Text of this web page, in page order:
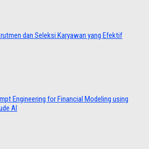
dan Seleksi Karyawan yang Efektif
Engineering for Financial Modeling using
AI